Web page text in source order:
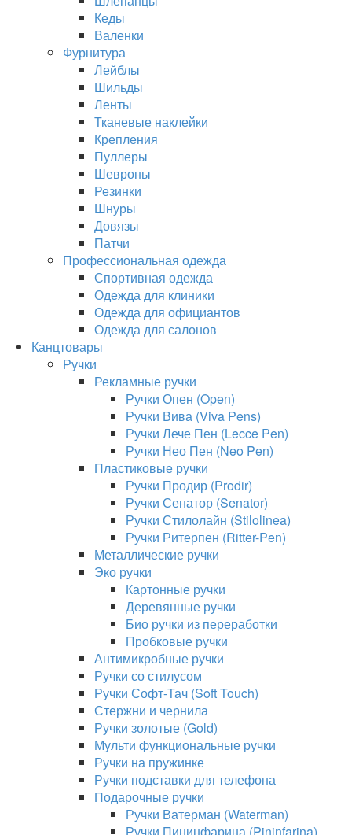
Кеды
Валенки
Фурнитура
Лейблы
Шильды
Ленты
Тканевые наклейки
Крепления
Пуллеры
Шевроны
Резинки
Шнуры
Довязы
Патчи
Профессиональная одежда
Спортивная одежда
Одежда для клиники
Одежда для официантов
Одежда для салонов
Канцтовары
Ручки
Рекламные ручки
Ручки Опен (Open)
Ручки Вива (Viva Pens)
Ручки Лече Пен (Lecce Pen)
Ручки Нео Пен (Neo Pen)
Пластиковые ручки
Ручки Продир (Prodir)
Ручки Сенатор (Senator)
Ручки Стилолайн (Stilolinea)
Ручки Ритерпен (Ritter-Pen)
Металлические ручки
Эко ручки
Картонные ручки
Деревянные ручки
Био ручки из переработки
Пробковые ручки
Антимикробные ручки
Ручки со стилусом
Ручки Софт-Тач (Soft Touch)
Стержни и чернила
Ручки золотые (Gold)
Мульти функциональные ручки
Ручки на пружинке
Ручки подставки для телефона
Подарочные ручки
Ручки Ватерман (Waterman)